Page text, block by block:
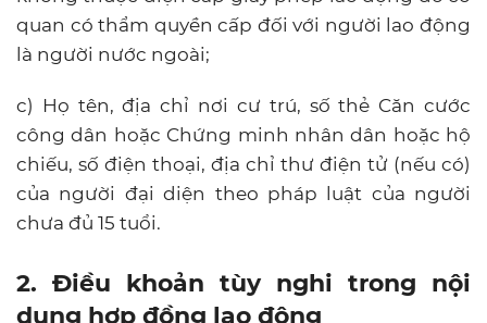
quan có thẩm quyền cấp đối với người lao động
là người nước ngoài;
c) Họ tên, địa chỉ nơi cư trú, số thẻ Căn cước
công dân hoặc Chứng minh nhân dân hoặc hộ
chiếu, số điện thoại, địa chỉ thư điện tử (nếu có)
của người đại diện theo pháp luật của người
chưa đủ 15 tuổi.
2. Điều khoản tùy nghi trong nội
dung hợp đồng lao động